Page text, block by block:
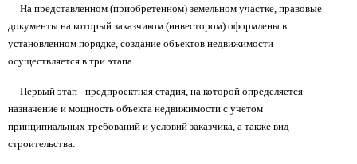
На представленном (приобретенном) земельном участке, правовые
документы на который заказчиком (инвестором) оформлены в
установленном порядке, создание объектов недвижимости
осуществляется в три этапа.
Первый этап - предпроектная стадия, на которой определяется
назначение и мощность объекта недвижимости с учетом
принципиальных требований и условий заказчика, а также вид
строительства: